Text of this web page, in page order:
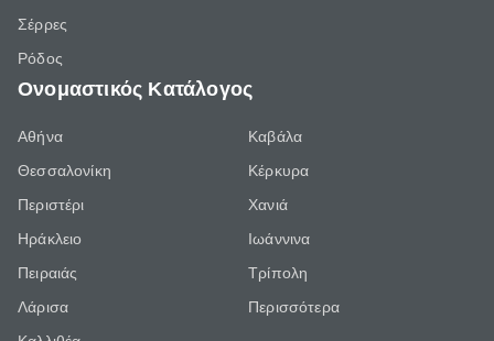
Σέρρες
Ρόδος
Ονομαστικός Κατάλογος
Αθήνα
Θεσσαλονίκη
Περιστέρι
Ηράκλειο
Πειραιάς
Λάρισα
Καβάλα
Κέρκυρα
Χανιά
Ιωάννινα
Τρίπολη
Περισσότερα